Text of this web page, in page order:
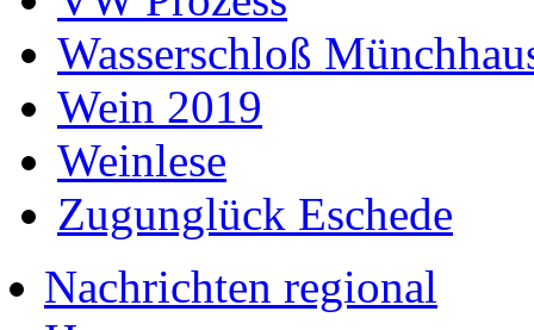
Wasserschloß
Wein 2019
Weinlese
Zugunglück Eschede
Nachrichten regional